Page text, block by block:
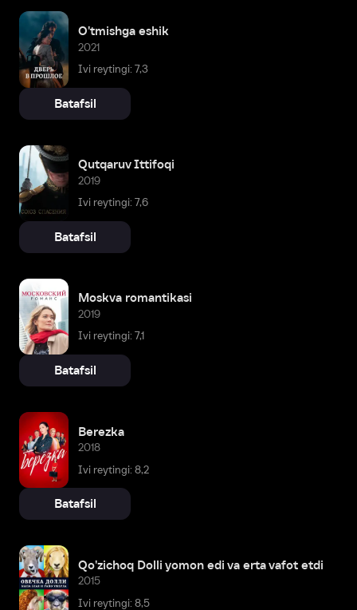
O'tmishga eshik
2021
Ivi reytingi: 7,3
Batafsil
Qutqaruv Ittifoqi
2019
Ivi reytingi: 7,6
Batafsil
Moskva romantikasi
2019
Ivi reytingi: 7,1
Batafsil
Berezka
2018
Ivi reytingi: 8,2
Batafsil
Qo'zichoq Dolli yomon edi va erta vafot etdi
2015
Ivi reytingi: 8,5